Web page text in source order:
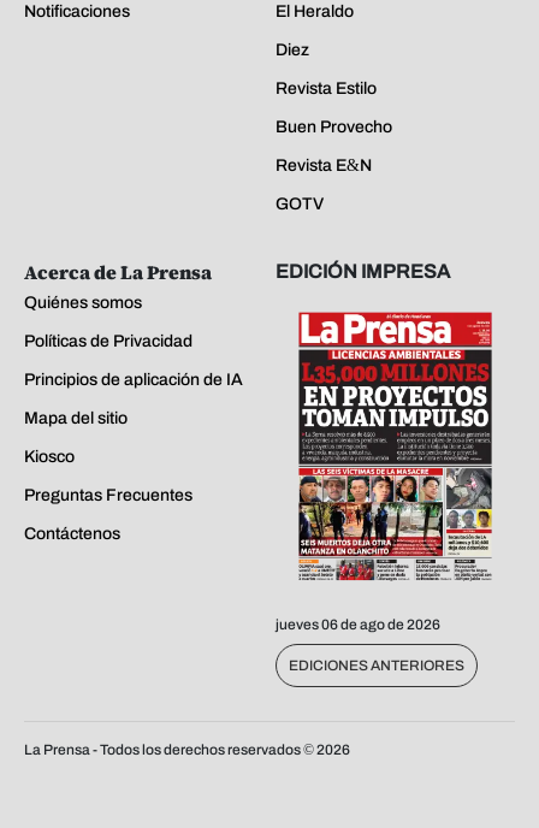
Notificaciones El Heraldo
Diez
Revista Estilo
Buen Provecho
Revista E&N
GOTV
Acerca de La Prensa
Quiénes somos
Políticas de Privacidad
Principios de aplicación de IA
Mapa del sitio
Kiosco
Preguntas Frecuentes
Contáctenos
EDICIÓN IMPRESA
jueves 06 de ago de 2026
EDICIONES ANTERIORES
La Prensa - Todos los derechos reservados ©2026